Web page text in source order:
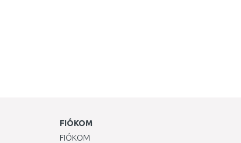
FIÓKOM
FIÓKOM